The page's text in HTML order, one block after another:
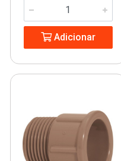
Adicionar